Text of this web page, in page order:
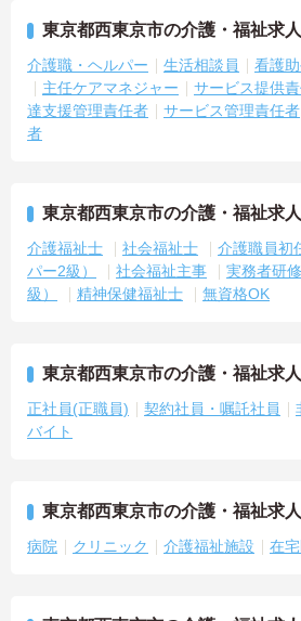
東京都西東京市の介護・福祉求
介護職・ヘルパー 生活相談員 看護
主任ケアマネジャー
サービス提供
達支援管理責任者
サービス管理責任者
者
東京都西東京市の介護・福祉求
介護福祉士 社会福祉士
介護職員初
パー2級）
社会福祉主事
実務者研
級）
精神保健福祉士 無資格OK
東京都西東京市の介護・福祉求
正社員(正職員) 契約社員・嘱託社員
バイト
東京都西東京市の介護・福祉求
病院 クリニック 介護福祉施設 在